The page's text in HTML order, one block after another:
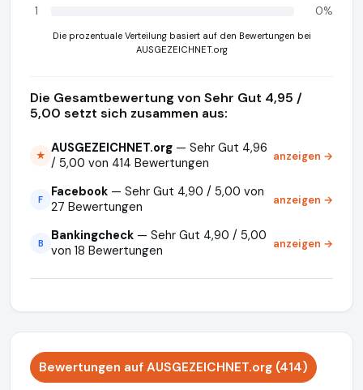
1
0%
Die prozentuale Verteilung basiert auf den Bewertungen bei
AUSGEZEICHNET.org
Die Gesamtbewertung von Sehr Gut 4,95 /
5,00 setzt sich zusammen aus:
★ AUSGEZEICHNET.org — Sehr Gut 4,96
/ 5,00 von 414 Bewertungen
anzeigen →
F Facebook — Sehr Gut 4,90 / 5,00 von
27 Bewertungen
anzeigen →
B Bankingcheck — Sehr Gut 4,90 / 5,00
von 18 Bewertungen
anzeigen →
Bewertungen auf AUSGEZEICHNET.org (414)